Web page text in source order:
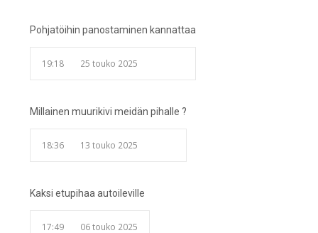
Pohjatöihin panostaminen kannattaa
19:18 25 touko 2025
Millainen muurikivi meidän pihalle ?
18:36 13 touko 2025
Kaksi etupihaa autoileville
17:49 06 touko 2025